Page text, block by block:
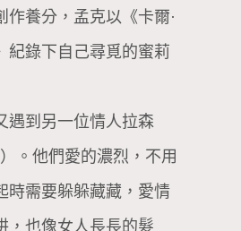
作養分，孟克以《卡爾·
紀錄下自己尋覓的蜜莉
遇到另一位情人拉森
。他們愛的濃烈，不用
時需要躲躲藏藏，愛情
，也像女人長長的髮